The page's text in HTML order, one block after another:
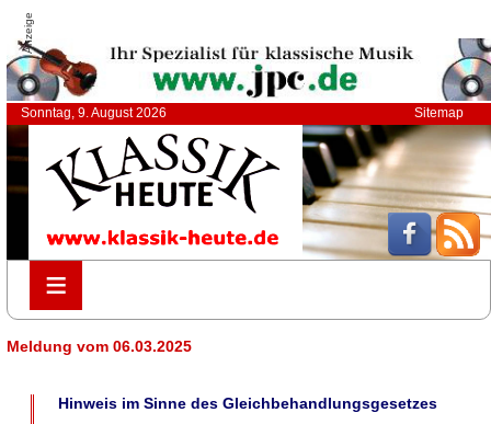
Anzeige
Sonntag, 9. August 2026 Sitemap
≡
≡
Meldung vom 06.03.2025
Hinweis im Sinne des Gleichbehandlungsgesetzes